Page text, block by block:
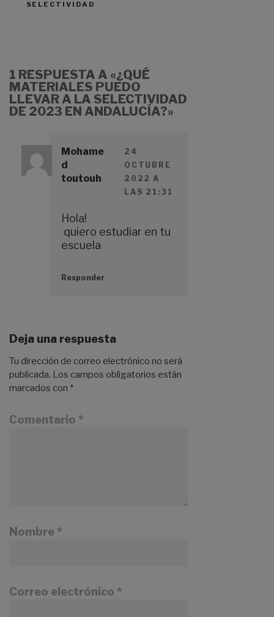
es?
Selectivi
dad
SELECTIVIDAD
1 RESPUESTA A «¿QUÉ
MATERIALES PUEDO
LLEVAR A LA SELECTIVIDAD
DE 2023 EN ANDALUCÍA?»
Mohame
d
toutouh
24
OCTUBRE
2022 A
LAS 21:31
Hola!
quiero estudiar en tu
escuela
Responder
Deja una respuesta
Tu dirección de correo electrónico no será
publicada. Los campos obligatorios están
marcados con *
Comentario *
Nombre *
Correo electrónico *